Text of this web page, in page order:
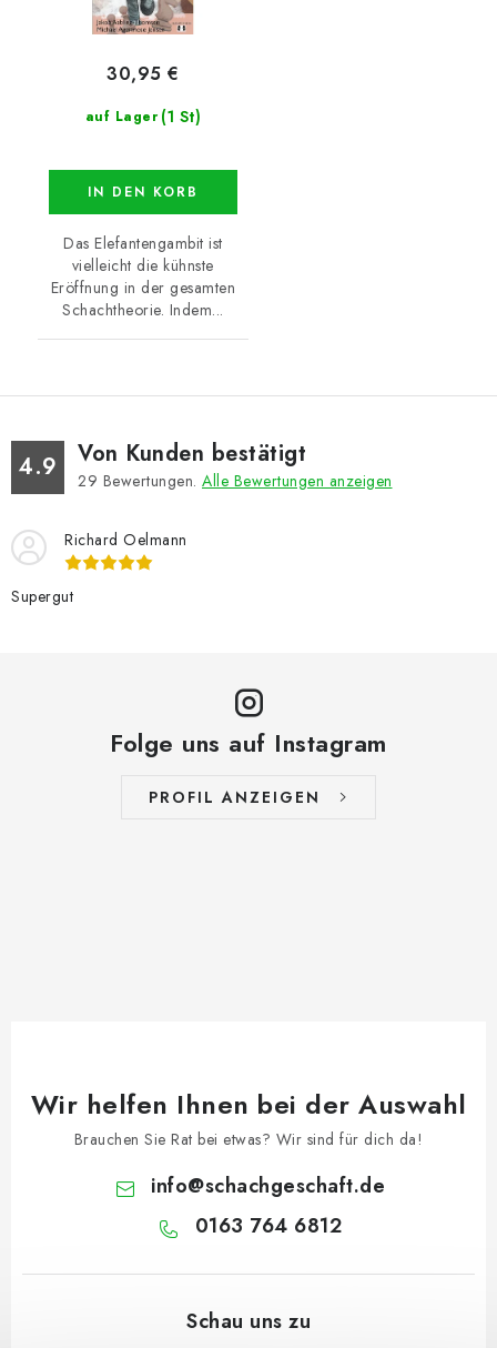
auf Lager (1 St)
30,95 €
IN DEN KORB
Das Elefantengambit ist
vielleicht die kühnste
Eröffnung in der gesamten
Schachtheorie. Indem...
4.9 Von Kunden bestätigt
29 Bewertungen. Alle Bewertungen anzeigen
Richard Oelmann
Supergut
Folge uns auf Instagram
PROFIL ANZEIGEN
Wir helfen Ihnen bei der Auswahl
Brauchen Sie Rat bei etwas? Wir sind für dich da!
info@schachgeschaft.de
0163 764 6812